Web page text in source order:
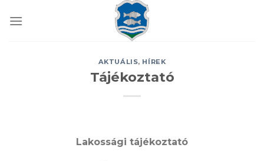
AKTUÁLIS, HÍREK
Tájékoztató
Lakossági tájékoztató